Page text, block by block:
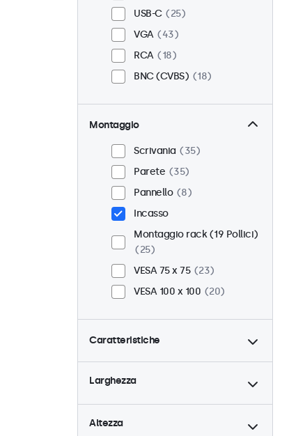
USB-C
25
VGA
43
RCA
18
BNC (CVBS)
18
Montaggio
Scrivania
35
Parete
35
Pannello
8
Incasso
Montaggio rack (19 Pollici)
25
VESA 75 x 75
23
VESA 100 x 100
20
Caratteristiche
4:3 / 5:4
12
9-36 Volt
Dimmerabile
43
Lettore multimediale USB
Larghezza
Altezza